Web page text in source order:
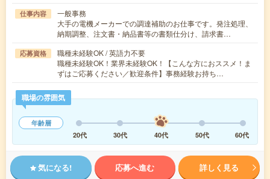
仕事内容
一般事務
大手の電機メーカーでの調達補助のお仕事です。発注処理、
納期調整、注文書・納品書等の書類仕分け、請求書…
応募資格
職種未経験OK / 英語力不要
職種未経験OK！業界未経験OK！【こんな方におススメ！ま
ずはご応募ください／歓迎条件】事務経験お持ち…
職場の雰囲気
年齢層
20代
30代 40代 50代 60代
気になる! 応募へ進む 詳しく見る